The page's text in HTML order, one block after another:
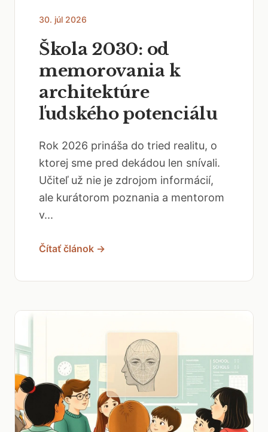
30. júl 2026
Škola 2030: od
memorovania k
architektúre
ľudského potenciálu
Rok 2026 prináša do tried realitu, o
ktorej sme pred dekádou len snívali.
Učiteľ už nie je zdrojom informácií,
ale kurátorom poznania a mentorom
v...
Čítať článok →